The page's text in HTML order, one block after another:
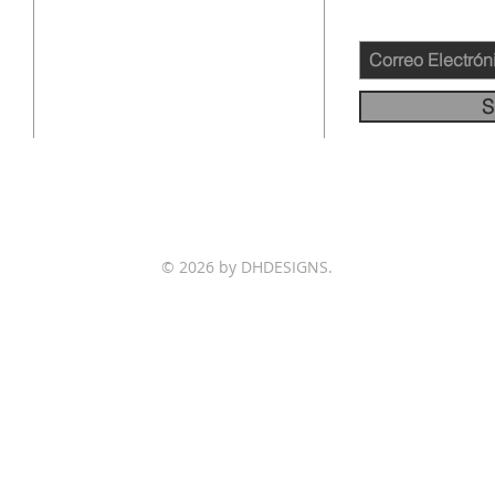
© 2026 by DHDESIGNS.